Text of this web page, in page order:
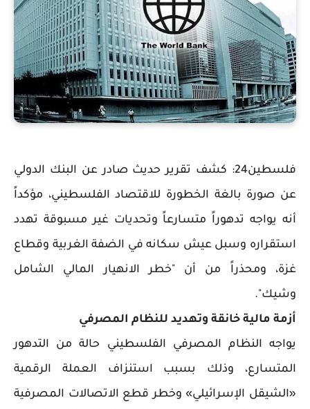
فلسطين24: كشف تقرير حديث صادر عن البنك الدولي
عن صورة بالغة الخطورة للاقتصاد الفلسطيني، مؤكداً
أنه يواجه تدهوراً متسارعاً وتحديات غير مسبوقة تهدد
استقراره وسبل عيش سكانه في الضفة الغربية وقطاع
غزة، ومحذراً من أن "خطر الانهيار المالي الشامل
وشيك".
أزمة مالية خانقة وتهديد للنظام المصرفي
يواجه النظام المصرفي الفلسطيني حالة من التدهور
المتسارع، وذلك بسبب استنزاف العملة الرقمية
«الشيقل الإسرائيلي» وخطر قطع الاتصالات المصرفية